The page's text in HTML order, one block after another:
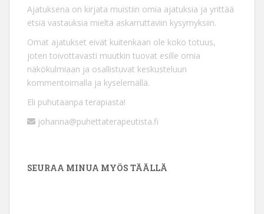
Ajatuksena on kirjata muistiin omia ajatuksia ja yrittää
etsiä vastauksia mieltä askarruttaviin kysymyksiin.
Omat ajatukset eivät kuitenkaan ole koko totuus,
joten toivottavasti muutkin tuovat esille omia
näkökulmiaan ja osallistuvat keskusteluun
kommentoimalla ja kyselemällä.
Eli puhutaanpa terapiasta!
johanna@puhettaterapeutista.fi
SEURAA MINUA MYÖS TÄÄLLÄ